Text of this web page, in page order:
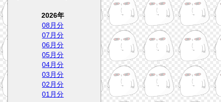
2026年
08月分
07月分
06月分
05月分
04月分
03月分
02月分
01月分